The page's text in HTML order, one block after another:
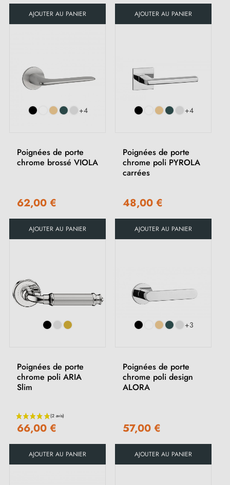
AJOUTER AU PANIER AJOUTER AU PANIER
+4
Poignées de porte
chrome brossé VIOLA
62,00 €
AJOUTER AU PANIER
+4
Poignées de porte
chrome poli PYROLA
carrées
48,00 €
AJOUTER AU PANIER
Poignées de porte
chrome poli ARIA
Slim
66,00 €
AJOUTER AU PANIER
+3
Poignées de porte
chrome poli design
ALORA
57,00 €
AJOUTER AU PANIER